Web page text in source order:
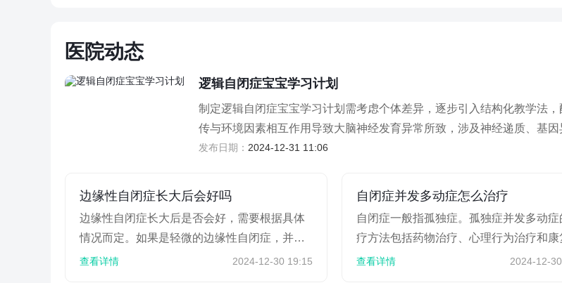
医院动态
逻辑自闭症宝宝学习计划
制定逻辑自闭症宝宝学习计划需考虑个体差异，逐步引入结构化教学法
传与环境因素相互作用导致大脑神经发育异常所致，涉及神经递质、基
发布日期： 2024-12-31 11:06
边缘性自闭症长大后会好吗
边缘性自闭症长大后是否会好，需要根据具体
情况而定。如果是轻微的边缘性自闭症，并且
及时进行干预治疗，则可能会逐渐好转。但如
查看详情 2024-12-30 19:15
自闭症并发多动症怎么治疗
自闭症一般指孤独症。孤独症并发多动症
疗方法包括药物治疗、心理行为治疗和康
练等。建议患者及时就医，在医生指导下
查看详情 2024-12-